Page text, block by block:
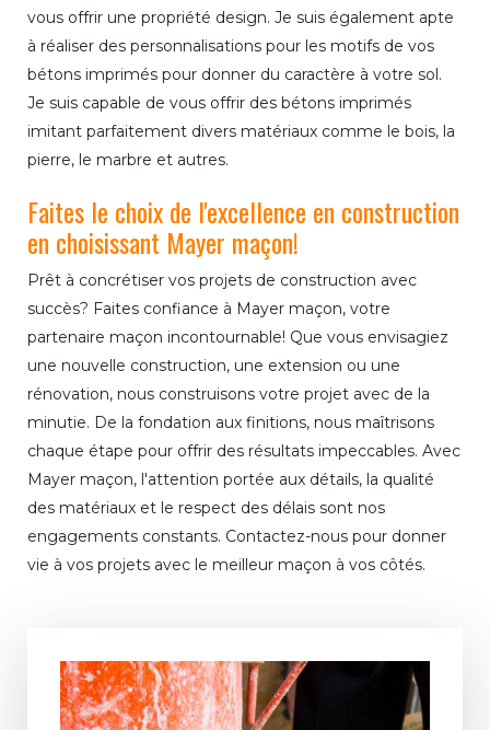
vous offrir une propriété design. Je suis également apte
à réaliser des personnalisations pour les motifs de vos
bétons imprimés pour donner du caractère à votre sol.
Je suis capable de vous offrir des bétons imprimés
imitant parfaitement divers matériaux comme le bois, la
pierre, le marbre et autres.
Faites le choix de l'excellence en construction
en choisissant Mayer maçon!
Prêt à concrétiser vos projets de construction avec
succès? Faites confiance à Mayer maçon, votre
partenaire maçon incontournable! Que vous envisagiez
une nouvelle construction, une extension ou une
rénovation, nous construisons votre projet avec de la
minutie. De la fondation aux finitions, nous maîtrisons
chaque étape pour offrir des résultats impeccables. Avec
Mayer maçon, l'attention portée aux détails, la qualité
des matériaux et le respect des délais sont nos
engagements constants. Contactez-nous pour donner
vie à vos projets avec le meilleur maçon à vos côtés.